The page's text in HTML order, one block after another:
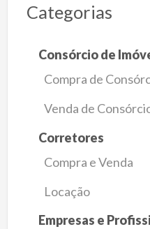
Categorias
Consórcio de
Compra de
Venda de
Corretores
Compra e Venda
Locação
Empresas e